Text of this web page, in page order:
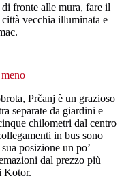
fronte alle mura, fare il
vecchia illuminata e
Prčanj è un grazioso
separate da giardini e
chilometri dal centro
in bus sono
posizione un po’
dal prezzo più
Kotor.